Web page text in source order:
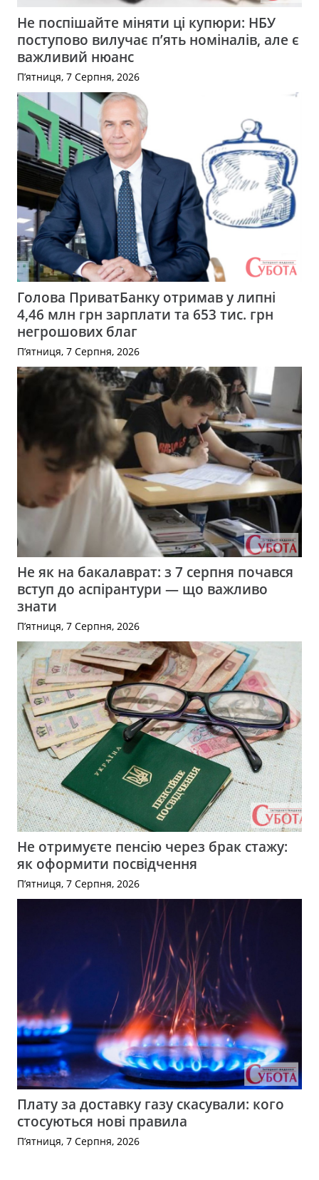
Не поспішайте міняти ці купюри: НБУ
поступово вилучає п’ять номіналів, але є
важливий нюанс
П’ятниця, 7 Серпня, 2026
Голова ПриватБанку отримав у липні
4,46 млн грн зарплати та 653 тис. грн
негрошових благ
П’ятниця, 7 Серпня, 2026
Не як на бакалаврат: з 7 серпня почався
вступ до аспірантури — що важливо
знати
П’ятниця, 7 Серпня, 2026
Не отримуєте пенсію через брак стажу:
як оформити посвідчення
П’ятниця, 7 Серпня, 2026
Плату за доставку газу скасували: кого
стосуються нові правила
П’ятниця, 7 Серпня, 2026